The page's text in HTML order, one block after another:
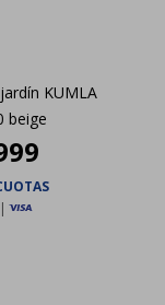
KUMLA
beige
|